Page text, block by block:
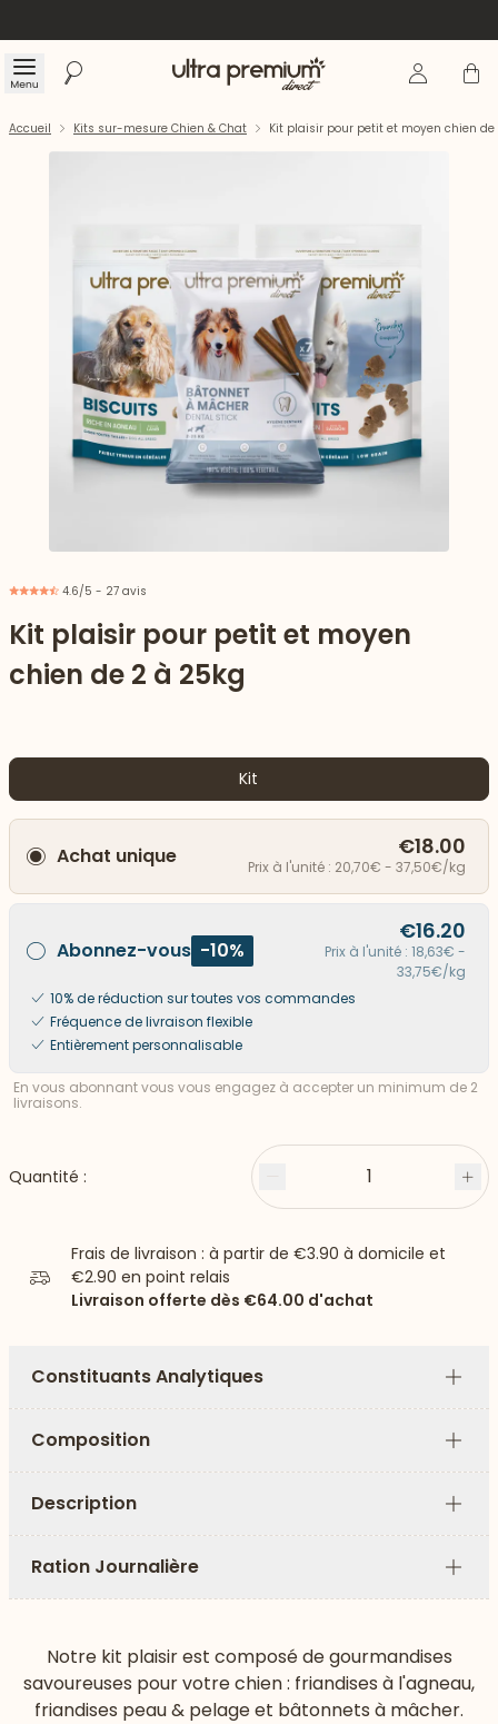
Menu Rechercher Accueil Se Panier
vers le bas
Accueil Kits sur-mesure Chien & Chat Kit plaisir pour petit et moyen chien
4.6/5 - 27 avis
Kit plaisir pour petit et moyen
chien de 2 à 25kg
Kit
Achat unique €18.00
Prix à l'unité : 20,70€ - 37,50€/kg
Abonnez-vous -10%
€16.20
Prix à l'unité : 18,63€ -
33,75€/kg
10% de réduction sur toutes vos commandes
Fréquence de livraison flexible
Entièrement personnalisable
En vous abonnant vous vous engagez à accepter un minimum de 2
livraisons.
Quantité : Moins 1
Frais de livraison : à partir de €3.90 à domicile et
€2.90 en point relais
Livraison offerte dès €64.00 d'achat
Constituants Analytiques
Plus
Composition
Plus
Description
Plus
Ration Journalière
Plus
Notre kit plaisir est composé de gourmandises
savoureuses pour votre chien : friandises à l'agneau,
friandises peau & pelage et bâtonnets à mâcher.